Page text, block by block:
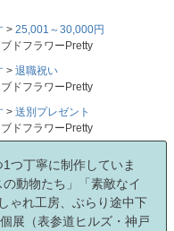
25,001～30,000円
ドフラワーPretty
退職祝い
ドフラワーPretty
送別プレゼント
ドフラワーPretty
つ丁寧に制作していま
動物たち」「素敵なイ
ゃれ工房、ぶらり途中下
展（表参道ヒルズ・神戸